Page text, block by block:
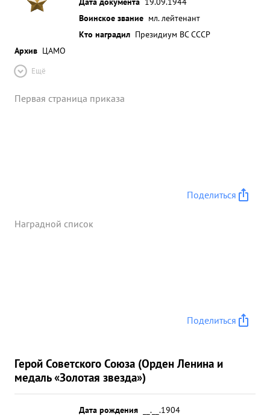
Воинское звание мл. лейтенант
Кто наградил Президиум ВС СССР
Архив ЦАМО
Ещё
Первая страница приказа
Поделиться
Наградной список
Поделиться
Герой Советского Союза (Орден Ленина и
медаль «Золотая звезда»)
Дата рождения
__.__.1904